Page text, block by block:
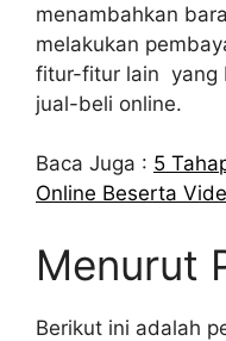
menambahkan
melakukan
fitur-fitur lain yang
jual-beli online.
Baca Juga : 5
Online Beserta
Menurut
Berikut ini adalah